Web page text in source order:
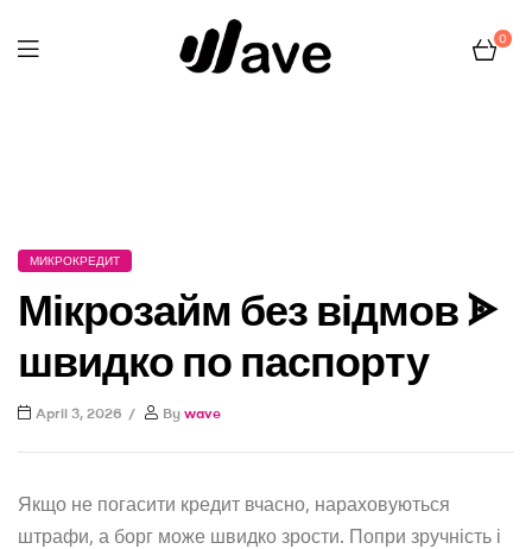
0
МИКРОКРЕДИТ
Мікрозайм без відмов ᗎ
швидко по паспорту
April 3, 2026 By wave
Якщо не погасити кредит вчасно, нараховуються
штрафи, а борг може швидко зрости. Попри зручність і